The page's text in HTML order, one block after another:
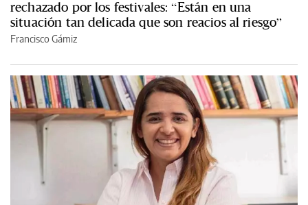
rechazado por los festivales: “Están en una
situación tan delicada que son reacios al riesgo”
Francisco Gámiz